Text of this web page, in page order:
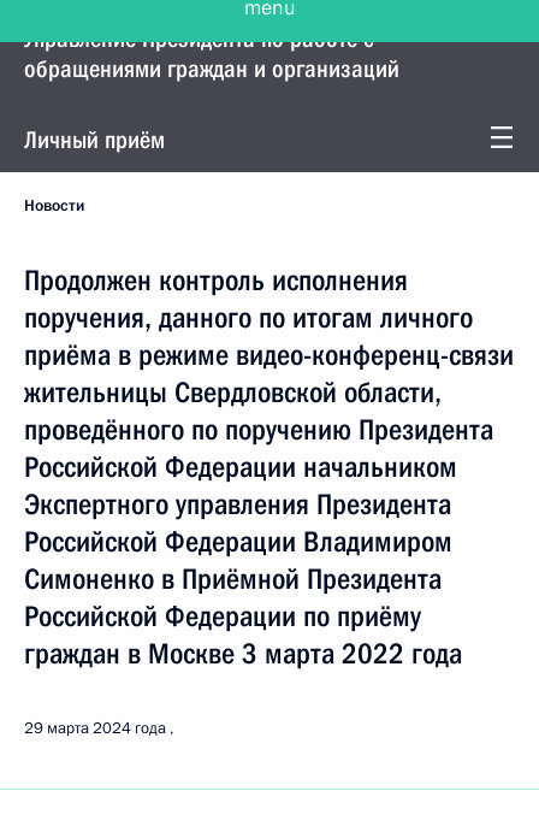
Управление Президента по работе с
обращениями граждан и организаций
Личный приём
Новости
Продолжен контроль исполнения
поручения, данного по итогам личного
приёма в режиме видео-конференц-связи
жительницы Свердловской области,
проведённого по поручению Президента
Российской Федерации начальником
Экспертного управления Президента
Российской Федерации Владимиром
Симоненко в Приёмной Президента
Российской Федерации по приёму
граждан в Москве 3 марта 2022 года
29 марта 2024 года